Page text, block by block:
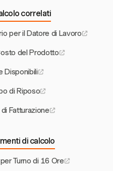
correlati
per il Datore di Lavoro
del Prodotto
Disponibili
di Riposo
Fatturazione
di calcolo
Turno di 16 Ore